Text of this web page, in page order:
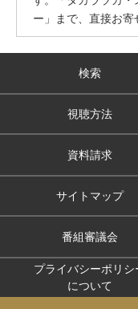
ー」まで、直接お寄
検索
視聴方法
資料請求
サイトマップ
番組審議会
プライバシーポリシ
について